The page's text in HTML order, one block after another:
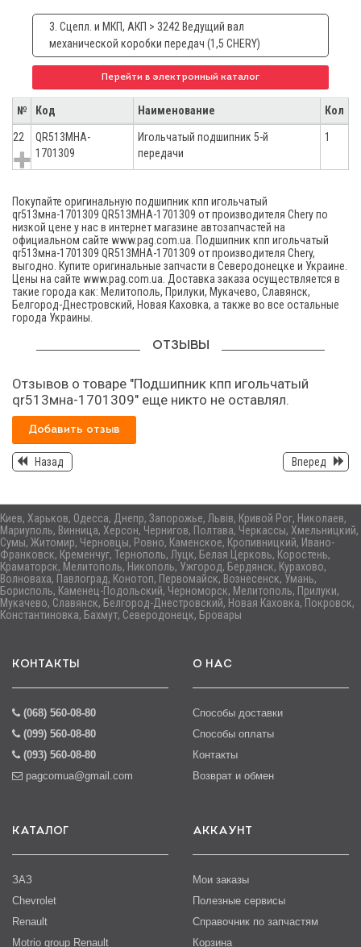
3. Сцепл. и МКП, АКП > 3242 Ведущий вал
механической коробки передач (1,5 CHERY)
Перейти в электронный каталог
№ Код Наименование Кол
22
QR513MHA-
1701309
Игольчатый подшипник 5-й
передачи
1
Покупайте оригинальную подшипник кпп игольчатый
qr513мна-1701309 QR513MHA-1701309 от производителя Chery по
низкой цене у нас в интернет магазине автозапчастей на
официальном сайте www.pag.com.ua. Подшипник кпп игольчатый
qr513мна-1701309 QR513MHA-1701309 от производителя Chery,
выгодно. Купите оригинальные запчасти в Северодонецке и Украине.
Цены на сайте www.pag.com.ua. Доставка заказа осуществляется в
такие города как: Мелитополь, Прилуки, Мукачево, Славянск,
Белгород-Днестровский, Новая Каховка, а также во все остальные
города Украины.
ОТЗЫВЫ
Отзывов о товаре "Подшипник кпп игольчатый
qr513мна-1701309" еще никто не оставлял.
Добавить отзыв
Назад Вперед
Киев, Харьков, Одесса, Днепр, Запорожье, Львів, Кривой Рог, Николаев,
Мариуполь, Винница, Херсон, Чернигов, Полтава, Черкассы, Хмельницкий,
Сумы, Житомир, Черновцы, Ровно, Каменское, Кропивницкий, Ивано-
Франковск, Кременчуг, Тернополь, Луцк, Белая Церковь, Коростень,
Краматорск, Мелитополь, Никополь, Ужгород, Бердянск, Курахово,
Волноваха, Павлоград, Конотоп, Первомайск, Вознесенск, Умань,
Борисполь, Каменец-Подольский, Черноморск, Мелитополь, Прилуки,
Мукачево, Славянск, Белгород-Днестровский, Новая Каховка, Покровск,
Константиновка, Бахмут, Северодонецк, Бровары
КОНТАКТЫ
(068) 560-08-80
(099) 560-08-80
(093) 560-08-80
pagcomua@gmail.com
О НАС
Способы доставки
Способы оплаты
Контакты
Возврат и обмен
КАТАЛОГ
ЗАЗ
Chevrolet
Renault
Motrio group Renault
АККАУНТ
Мои заказы
Полезные сервисы
Справочник по запчастям
Корзина